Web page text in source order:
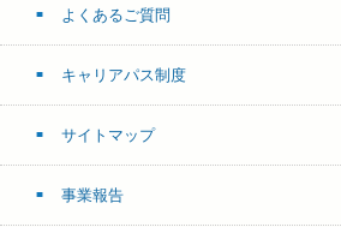
よくあるご質問
キャリアパス制度
サイトマップ
事業報告